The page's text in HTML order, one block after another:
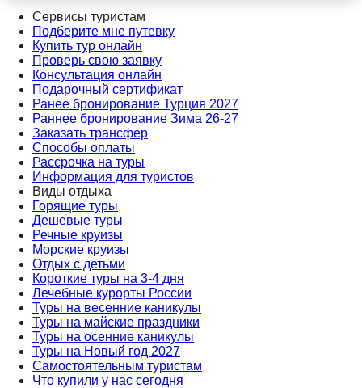
Сервисы туристам
Подберите мне путевку
Купить тур онлайн
Проверь свою заявку
Консультация онлайн
Подарочный сертификат
Ранее бронирование Турция 2027
Раннее бронирование Зима 26-27
Заказать трансфер
Способы оплаты
Рассрочка на туры
Информация для туристов
Виды отдыха
Горящие туры
Дешевые туры
Речные круизы
Морские круизы
Отдых с детьми
Короткие туры на 3-4 дня
Лечебные курорты России
Туры на весенние каникулы
Туры на майские праздники
Туры на осенние каникулы
Туры на Новый год 2027
Самостоятельным туристам
Что купили у нас сегодня